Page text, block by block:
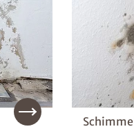
Schimmel